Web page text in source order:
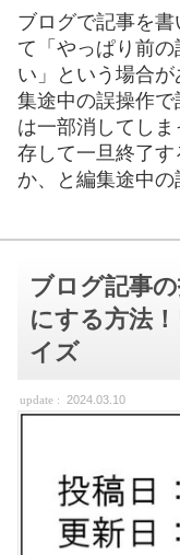
ブログで記事を
て「やっぱり前
い」という場合
集途中の誤操作
は一部消してし
存して一旦終了
か、と編集途中
ブログ記事
にする方法
イズ
2024.03.10